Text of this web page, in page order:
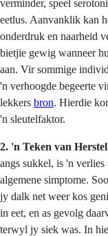
verminder, speel
eetlus. Aanvanklik kan
onderdruk en naarheid
bietjie gewig wanneer
aan. Vir sommige
'n verhoogde begeerte
lekkers bron. Hierdie
'n sleutelfaktor.
2. 'n Teken van
angs sukkel, is 'n verlies
algemene simptome.
jy dalk net weer kos
in eet, en as gevolg
terwyl jy siek was. In